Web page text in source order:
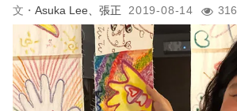
Asuka Lee、張正 2019-08-14